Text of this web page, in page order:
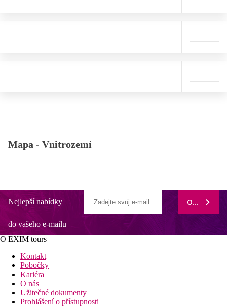
Mapa - Vnitrozemí
Nejlepší nabídky
do vašeho e-mailu
ODEBÍRAT
O EXIM tours
Kontakt
Pobočky
Kariéra
O nás
Užitečné dokumenty
Prohlášení o přístupnosti